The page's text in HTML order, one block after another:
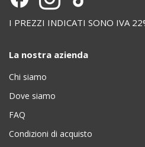
I PREZZI INDICATI SONO IVA
La nostra azienda
Chi siamo
Dove siamo
FAQ
Condizioni di acquisto